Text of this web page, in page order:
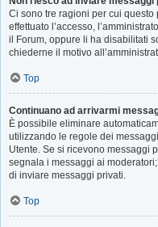
Ci sono tre ragioni per cui
effettuato l’accesso,
il Forum, oppure li ha disabilitati
chiederne il motivo
Top
Continuano ad arrivarmi
È possibile eliminare
utilizzando le regole dei
Utente. Se si ricevono messaggi
segnala i messaggi ai
di inviare messaggi privati​​.
Top